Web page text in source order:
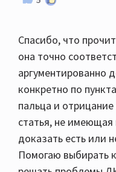
Спасибо, что
она точно
аргументированно
конкретно по
пальца и
статья, не
доказать есть или
Помогаю выбирать